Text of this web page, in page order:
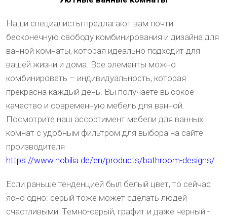
Наши специалисты предлагают вам почти
бесконечную свободу комбинирования и дизайна для
ванной комнаты, которая идеально подходит для
вашей жизни и дома. Все элементы можно
комбинировать – индивидуальность, которая
прекрасна каждый день. Вы получаете высокое
качество и современную мебель для ванной.
Посмотрите наш ассортимент мебели для ванных
комнат с удобным фильтром для выбора на сайте
производителя
https://www.nobilia.de/en/products/bathroom-designs/
Если раньше тенденцией был белый цвет, то сейчас
ясно одно: серый тоже может сделать людей
счастливыми! Темно-серый, графит и даже черный -